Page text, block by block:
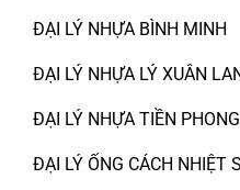
ĐẠI LÝ NHỰA BÌNH MINH
ĐẠI LÝ NHỰA LÝ XUÂN
ĐẠI LÝ NHỰA TIỀN
ĐẠI LÝ ỐNG CÁCH NHIỆT